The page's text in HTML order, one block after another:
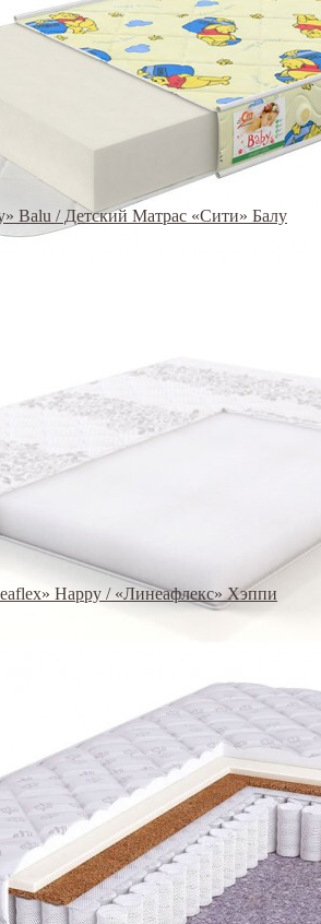
Balu / Детский Матрас «Сити» Балу
Happy / «Линеафлекс» Хэппи